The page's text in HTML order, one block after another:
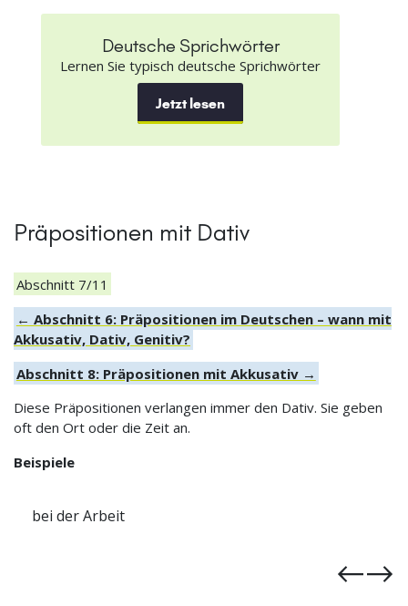
Deutsche Sprichwörter
Lernen Sie typisch deutsche Sprichwörter
Jetzt lesen
Präpositionen mit Dativ
Abschnitt 7/11
← Abschnitt 6: Präpositionen im Deutschen – wann mit
Akkusativ, Dativ, Genitiv?
Abschnitt 8: Präpositionen mit Akkusativ →
Diese Präpositionen verlangen immer den Dativ. Sie geben
oft den Ort oder die Zeit an.
Beispiele
mit dem Fahrrad